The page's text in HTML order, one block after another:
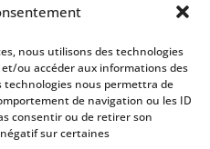
nous utilisons des technologies
ou accéder aux informations des
technologies nous permettra de
de navigation ou les ID
consentir ou de retirer son
sur certaines
légales
cookies